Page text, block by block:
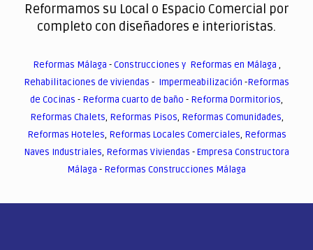
Reformamos su Local o Espacio Comercial por
completo con diseñadores e interioristas.
Reformas Málaga -Construcciones y Reformas en Málaga ,
Rehabilitaciones de viviendas - Impermeabilización -Reformas
de Cocinas - Reforma cuarto de baño - Reforma Dormitorios,
Reformas Chalets, Reformas Pisos, Reformas Comunidades,
Reformas Hoteles, Reformas Locales Comerciales, Reformas
Naves Industriales, Reformas Viviendas -Empresa Constructora
Málaga - Reformas Construcciones Málaga